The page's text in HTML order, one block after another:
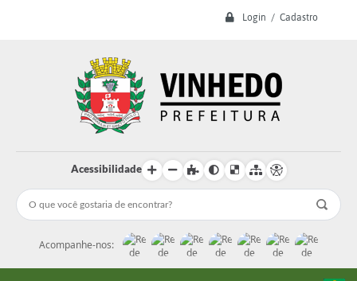
Login / Cadastro
Acessibilidade
Acompanhe-nos: